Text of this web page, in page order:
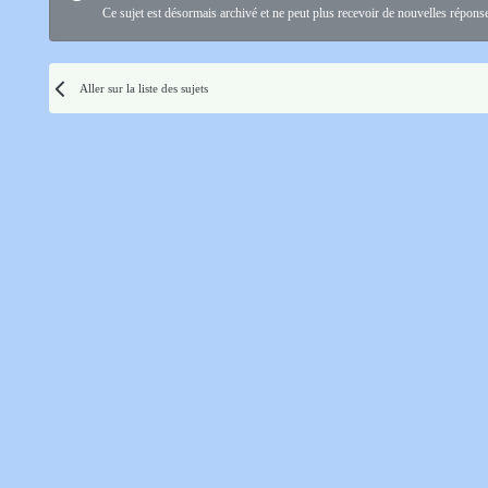
Ce sujet est désormais archivé et ne peut plus recevoir de nouvelles
Aller sur la liste des sujets